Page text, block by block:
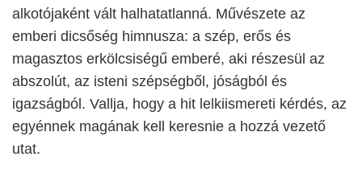
alkotójaként vált halhatatlanná. Művészete az
emberi dicsőség himnusza: a szép, erős és
magasztos erkölcsiségű emberé, aki részesül az
abszolút, az isteni szépségből, jóságból és
igazságból. Vallja, hogy a hit lelkiismereti kérdés, az
egyénnek magának kell keresnie a hozzá vezető
utat.